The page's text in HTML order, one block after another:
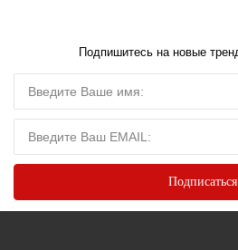
Подпишитесь на новые